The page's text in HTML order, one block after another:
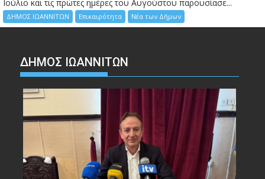
Ιούλιο και τις πρώτες ημέρες του Αυγούστου παρουσίασε...
ΔΗΜΟΣ ΙΩΑΝΝΙΤΩΝ Επικαιρότητα Νέα των Δήμων
ΔΗΜΟΣ ΙΩΑΝΝΙΤΩΝ